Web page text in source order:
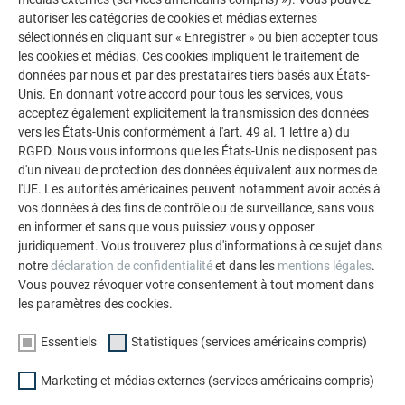
particulier a été apporté aux lucarnes, dont les abergements
prolongent le motif du toit à la verticale et complètent ainsi
parfaitement l’ensemble.
autoriser les catégories de cookies et médias externes
sélectionnés en cliquant sur « Enregistrer » ou bien accepter tous
les cookies et médias. Ces cookies impliquent le traitement de
données par nous et par des prestataires tiers basés aux États-
Unis. En donnant votre accord pour tous les services, vous
acceptez également explicitement la transmission des données
vers les États-Unis conformément à l'art. 49 al. 1 lettre a) du
RGPD. Nous vous informons que les États-Unis ne disposent pas
d'un niveau de protection des données équivalent aux normes de
l'UE. Les autorités américaines peuvent notamment avoir accès à
vos données à des fins de contrôle ou de surveillance, sans vous
en informer et sans que vous puissiez vous y opposer
juridiquement. Vous trouverez plus d'informations à ce sujet dans
notredéclaration de confidentialitéet dans les mentions légales.
Vous pouvez révoquer votre consentement à tout moment dans
les paramètres des cookies.
Essentiels Statistiques (services américains compris)
Marketing et médias externes (services américains compris)